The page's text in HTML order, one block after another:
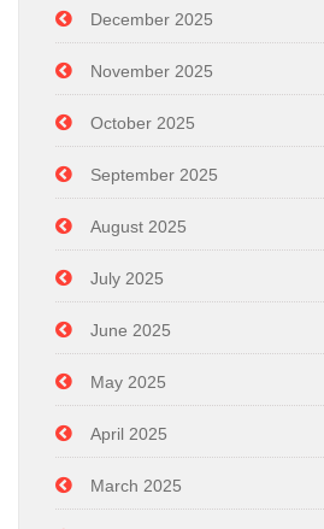
December 2025
November 2025
October 2025
September 2025
August 2025
July 2025
June 2025
May 2025
April 2025
March 2025